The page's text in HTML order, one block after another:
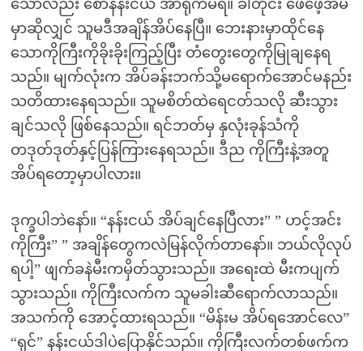
သော်လည်း စောနန်းငယ် အာရုံကမရ။ ခါတိုင်း ဖေဖေ့အိမ်
မှာဆိုလျှင် သူမဒီအချိန်အိပ်နေပြီ။ ဘေးနားမှာထိုင်နေ
သောကိုကြီးကိုခိုးခိုးကြည့်ပြီး တံတွေးတွေကိုမြုချနေရ
သည်။ မျက်လုံးက အိပ်ခန်းဘက်သို့မရောက်အောင်မနည်း
သတိထားနေရသည်။ သူမစိတ်ထဲရေငတ်သလို ဆီးသွား
ချင်သလို ဖြစ်နေသည်။ ရင်ဘတ်မှ နှလုံးခုန်သံကို
တဒုတ်ဒုတ်နှင့်ပြန်ကြားနေရသည်။ ဒီည ကိုကြီးနဲ့အတူ
အိပ်ရတော့မှာပါလား။
ဒုက္ခပါဘဲနော်။ “နန်းငယ် အိပ်ချင်နေပြီလား” ” ဟင့်အင်း
ကိုကြီး” ” အချိန်တွေကလဲမြန်လိုက်တာနော်။ ဘယ်လိုလုပ်
ရပါ့” ဖျက်ခနဲမီးကမှိတ်သွားသည်။ အရေးထဲ မီးကပျက်
သွားသည်။ ကိုကြီးလက်က သူမခါးဆီရောက်လာသည်။
အသက်ကို အောင့်ထားရသည်။ “မိန်းမ အိပ်ရအောင်လေ”
“ရှင်” နန်းငယ်ဒါပဲပြောနိုင်သည်။ ကိုကြီးလက်တစ်ဖက်က